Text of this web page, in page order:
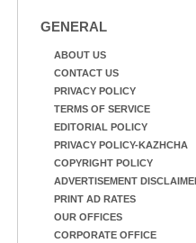
GENERAL
ABOUT US
CONTACT US
PRIVACY POLICY
TERMS OF SERVICE
EDITORIAL POLICY
PRIVACY POLICY-KAZHCHA
COPYRIGHT POLICY
ADVERTISEMENT
PRINT AD RATES
OUR OFFICES
CORPORATE OFFICE